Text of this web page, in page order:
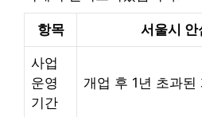
항목 서울시 안
사업
운영
기간
개업 후 1년 초과된